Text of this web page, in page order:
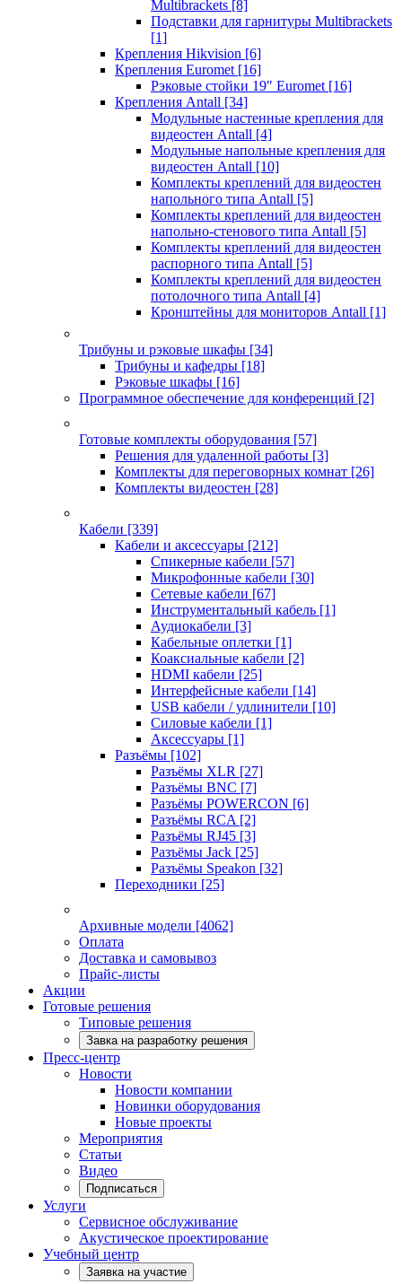
Multibrackets [8]
Подставки для гарнитуры Multibrackets
[1]
Крепления Hikvision [6]
Крепления Euromet [16]
Рэковые стойки 19" Euromet [16]
Крепления Antall [34]
Модульные настенные крепления для
видеостен Antall [4]
Модульные напольные крепления для
видеостен Antall [10]
Комплекты креплений для видеостен
напольного типа Antall [5]
Комплекты креплений для видеостен
напольно-стенового типа Antall [5]
Комплекты креплений для видеостен
распорного типа Antall [5]
Комплекты креплений для видеостен
потолочного типа Antall [4]
Кронштейны для мониторов Antall [1]
Трибуны и рэковые шкафы [34]
Трибуны и кафедры [18]
Рэковые шкафы [16]
Программное обеспечение для конференций [2]
Готовые комплекты оборудования [57]
Решения для удаленной работы [3]
Комплекты для переговорных комнат [26]
Комплекты видеостен [28]
Кабели [339]
Кабели и аксессуары [212]
Спикерные кабели [57]
Микрофонные кабели [30]
Сетевые кабели [67]
Инструментальный кабель [1]
Аудиокабели [3]
Кабельные оплетки [1]
Коаксиальные кабели [2]
HDMI кабели [25]
Интерфейсные кабели [14]
USB кабели / удлинители [10]
Силовые кабели [1]
Аксессуары [1]
Разъёмы [102]
Разъёмы XLR [27]
Разъёмы BNC [7]
Разъёмы POWERCON [6]
Разъёмы RCA [2]
Разъёмы RJ45 [3]
Разъёмы Jack [25]
Разъёмы Speakon [32]
Переходники [25]
Архивные модели [4062]
Оплата
Доставка и самовывоз
Прайс-листы
Акции
Готовые решения
Типовые решения
Завка на разработку решения
Пресс-центр
Новости
Новости компании
Новинки оборудования
Новые проекты
Мероприятия
Статьи
Видео
Подписаться
Услуги
Сервисное обслуживание
Акустическое проектирование
Учебный центр
Заявка на участие